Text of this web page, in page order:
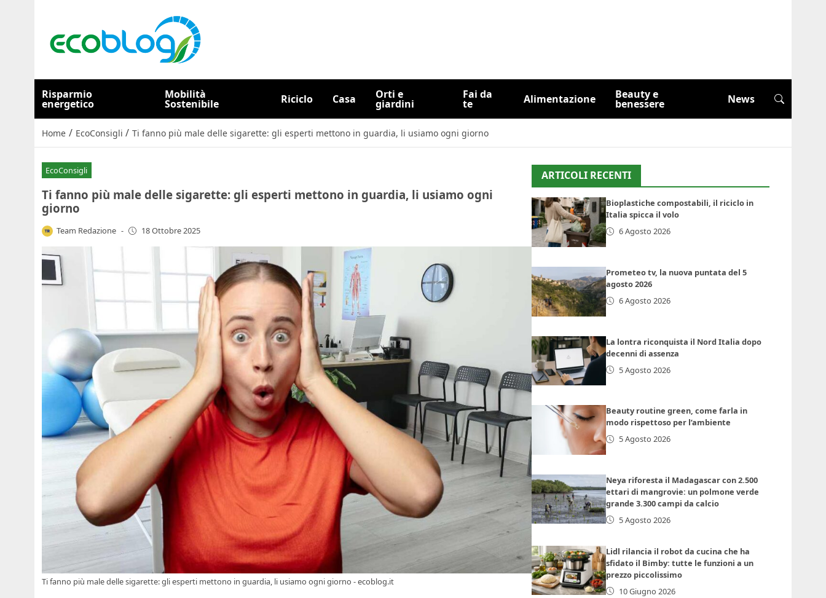
Risparmio
energetico
Mobilità
Sostenibile Riciclo Casa Orti e
giardini
Fai da
te Alimentazione Beauty e
benessere News
Home / EcoConsigli / Ti fanno più male delle sigarette: gli esperti mettono in guardia, li usiamo ogni giorno
EcoConsigli
Ti fanno più male delle sigarette: gli esperti mettono in guardia, li usiamo ogni
giorno
Team Redazione - 18 Ottobre 2025
Ti fanno più male delle sigarette: gli esperti mettono in guardia, li usiamo ogni giorno - ecoblog.it
ARTICOLI RECENTI
Bioplastiche compostabili, il riciclo in
Italia spicca il volo
6 Agosto 2026
Prometeo tv, la nuova puntata del 5
agosto 2026
6 Agosto 2026
La lontra riconquista il Nord Italia dopo
decenni di assenza
5 Agosto 2026
Beauty routine green, come farla in
modo rispettoso per l’ambiente
5 Agosto 2026
Neya riforesta il Madagascar con 2.500
ettari di mangrovie: un polmone verde
grande 3.300 campi da calcio
5 Agosto 2026
Lidl rilancia il robot da cucina che ha
sfidato il Bimby: tutte le funzioni a un
prezzo piccolissimo
10 Giugno 2026